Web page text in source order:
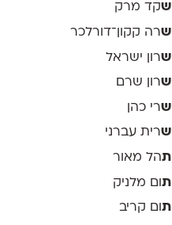
שקד מרק
שרה קקון־דורלכר
שרון ישראל
שרון שרם
שרי כהן
שרית עברני
תהל מאור
תום מלניק
ת ום קריב